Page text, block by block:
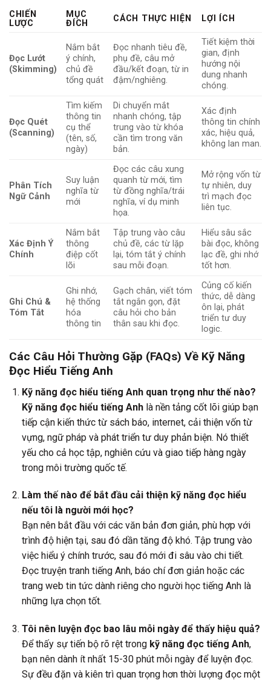
CHIẾN
LƯỢC
MỤC
ĐÍCH
CÁCH THỰC HIỆN LỢI ÍCH
Đọc Lướt
(Skimming)
Nắm bắt
ý chính,
chủ đề
tổng quát
Đọc nhanh tiêu đề,
phụ đề, câu mở
đầu/kết đoạn, từ in
đậm/nghiêng.
Tiết kiệm thời
gian, định
hướng nội
dung nhanh
chóng.
Đọc Quét
(Scanning)
Tìm kiếm
thông tin
cụ thể
(tên, số,
ngày)
Di chuyển mắt
nhanh chóng, tập
trung vào từ khóa
cần tìm trong văn
bản.
Xác định
thông tin chính
xác, hiệu quả,
không lan man.
Phân Tích
Ngữ Cảnh
Suy luận
nghĩa từ
mới
Đọc các câu xung
quanh từ mới, tìm
từ đồng nghĩa/trái
nghĩa, ví dụ minh
họa.
Mở rộng vốn từ
tự nhiên, duy
trì mạch đọc
liên tục.
Xác Định Ý
Chính
Nắm bắt
thông
điệp cốt
lõi
Tập trung vào câu
chủ đề, các từ lặp
lại, tóm tắt ý chính
sau mỗi đoạn.
Hiểu sâu sắc
bài đọc, không
lạc đề, ghi nhớ
tốt hơn.
Ghi Chú &
Tóm Tắt
Ghi nhớ,
hệ thống
hóa
thông tin
Gạch chân, viết tóm
tắt ngắn gọn, đặt
câu hỏi cho bản
thân sau khi đọc.
Củng cố kiến
thức, dễ dàng
ôn lại, phát
triển tư duy
logic.
Các Câu Hỏi Thường Gặp (FAQs) Về Kỹ Năng
Đọc Hiểu Tiếng Anh
Kỹ năng đọc hiểu tiếng Anh quan trọng như thế nào?
Kỹ năng đọc hiểu tiếng Anhlà nền tảng cốt lõi giúp bạn
tiếp cận kiến thức từ sách báo, internet, cải thiện vốn từ
vựng, ngữ pháp và phát triển tư duy phản biện. Nó thiết
yếu cho cả học tập, nghiên cứu và giao tiếp hàng ngày
trong môi trường quốc tế.
Làm thế nào để bắt đầu cải thiện kỹ năng đọc hiểu
nếu tôi là người mới học?
Bạn nên bắt đầu với các văn bản đơn giản, phù hợp với
trình độ hiện tại, sau đó dần tăng độ khó. Tập trung vào
việc hiểu ý chính trước, sau đó mới đi sâu vào chi tiết.
Đọc truyện tranh tiếng Anh, báo chí đơn giản hoặc các
trang web tin tức dành riêng cho người học tiếng Anh là
những lựa chọn tốt.
Tôi nên luyện đọc bao lâu mỗi ngày để thấy hiệu quả?
Để thấy sự tiến bộ rõ rệt trong kỹ năng đọc tiếng Anh,
bạn nên dành ít nhất 15-30 phút mỗi ngày để luyện đọc.
Sự đều đặn và kiên trì quan trọng hơn thời lượng đọc một